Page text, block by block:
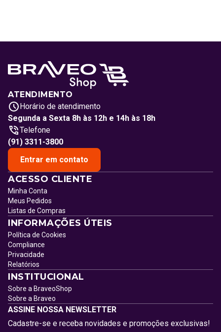
ATENDIMENTO
Horário de atendimento
Segunda a Sexta 8h às 12h e 14h às 18h
Telefone
(91) 3311-3800
Entrar em contato
ACESSO CLIENTE
Minha Conta
Meus Pedidos
Listas de Compras
INFORMAÇÕES ÚTEIS
Política de Cookies
Compliance
Privacidade
Relatórios
INSTITUCIONAL
Sobre a BraveoShop
Sobre a Braveo
ASSINE NOSSA NEWSLETTER
Cadastre-se e receba novidades e promoções exclusivas!